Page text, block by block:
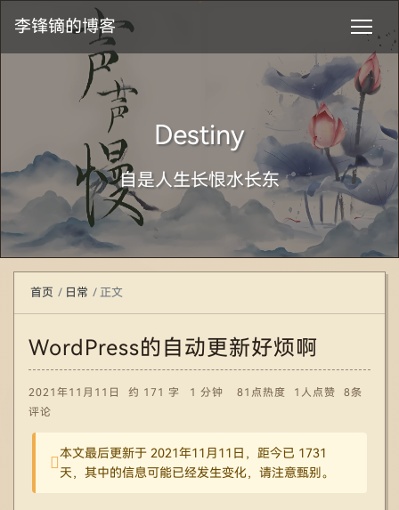
李锋镝的博客
Destiny
自是人生长恨水长东
首页 日常 正文
WordPress的自动更新好烦啊
2021年11月11日 约 171 字 1 分钟 81点热度 1人点赞
8条
评论
本文最后更新于 2021年11月11日，距今已 1731
天，其中的信息可能已经发生变化，请注意甄别。